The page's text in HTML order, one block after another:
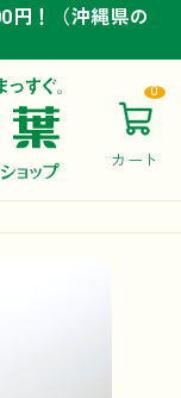
円！（沖縄県の
円！（沖縄県の
円！（沖縄県の
カート
0